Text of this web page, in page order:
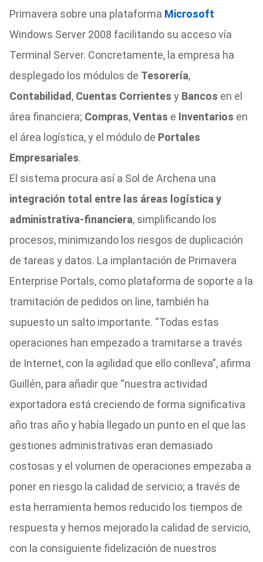
Primavera sobre una plataforma Microsoft
Windows Server 2008 facilitando su acceso vía
Terminal Server. Concretamente, la empresa ha
desplegado los módulos de Tesorería,
Contabilidad , Cuentas Corrientes y Bancos en el
área financiera; Compras,Ventas e Inventarios en
el área logística, y el módulo de Portales
Empresariales.
El sistema procura así a Sol de Archena una
integración total entre las áreas logística y
administrativa-financiera, simplificando los
procesos, minimizando los riesgos de duplicación
de tareas y datos. La implantación de Primavera
Enterprise Portals, como plataforma de soporte a la
tramitación de pedidos on line, también ha
supuesto un salto importante. “Todas estas
operaciones han empezado a tramitarse a través
de Internet, con la agilidad que ello conlleva”, afirma
Guillén, para añadir que “nuestra actividad
exportadora está creciendo de forma significativa
año tras año y había llegado un punto en el que las
gestiones administrativas eran demasiado
costosas y el volumen de operaciones empezaba a
poner en riesgo la calidad de servicio; a través de
esta herramienta hemos reducido los tiempos de
respuesta y hemos mejorado la calidad de servicio,
con la consiguiente fidelización de nuestros